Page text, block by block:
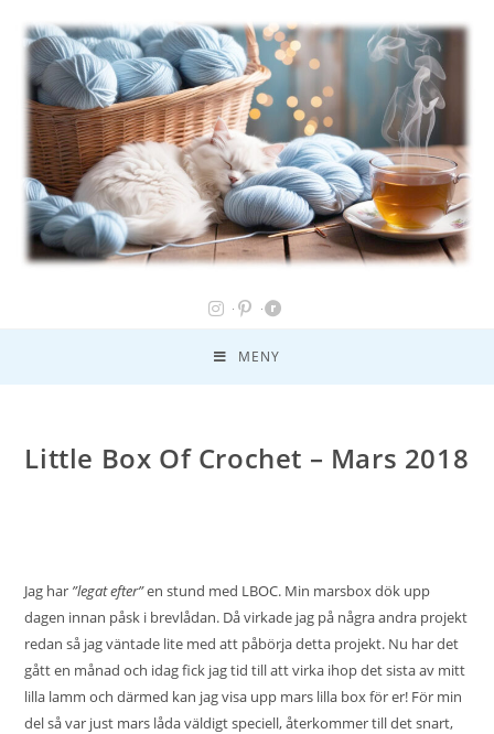
MENY
Little Box Of Crochet – Mars 2018
Jag har ”legat efter”en stund med LBOC. Min marsbox dök upp
dagen innan påsk i brevlådan. Då virkade jag på några andra projekt
redan så jag väntade lite med att påbörja detta projekt. Nu har det
gått en månad och idag fick jag tid till att virka ihop det sista av mitt
lilla lamm och därmed kan jag visa upp mars lilla box för er! För min
del så var just mars låda väldigt speciell, återkommer till det snart,